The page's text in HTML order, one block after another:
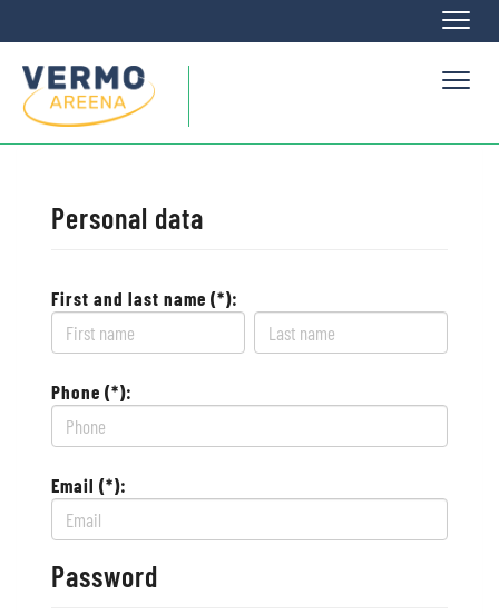
Personal data
First and last name (*):
Phone (*):
Email (*):
Password